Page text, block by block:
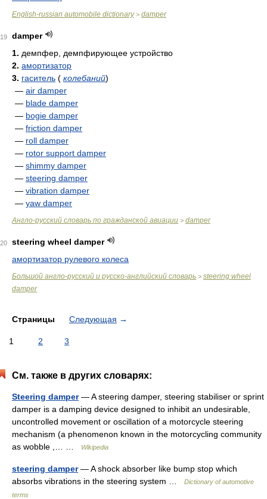
English-russian automobile dictionary> damper
19
damper
1. демпфер, демпфирующее устройство
2. амортизатор
3. гаситель ( колебаний)
— air damper
— blade damper
— bogie damper
— friction damper
— roll damper
— rotor support damper
— shimmy damper
— steering damper
— vibration damper
— yaw damper
Англо-русский словарь по гражданской авиации > damper
20
steering wheel damper
амортизатор рулевого колеса
Большой англо-русский и русско-английский словарь > steering wheel
damper
Страницы Следующая →
1 2 3
См. также в других словарях:
Steering damper— A steering damper, steering stabiliser or sprint
damper is a damping device designed to inhibit an undesirable,
uncontrolled movement or oscillation of a motorcycle steering
mechanism (a phenomenon known in the motorcycling community
as wobble ,… …
Wikipedia
steering damper— A shock absorber like bump stop which
absorbs vibrations in the steering system …
Dictionary of automotive
terms